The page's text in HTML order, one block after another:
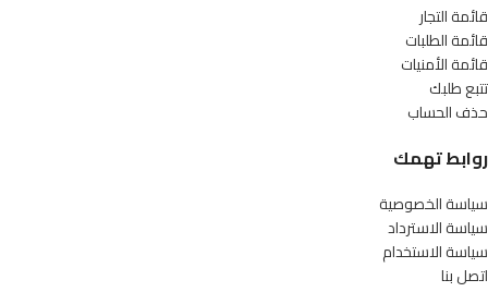
قائمة التجار
قائمة الطلبات
قائمة الأمنيات
تتبع طلبك
حذف الحساب
روابط تهمك
سياسة الخصوصية
سياسة الاسترداد
سياسة الاستخدام
اتصل بنا